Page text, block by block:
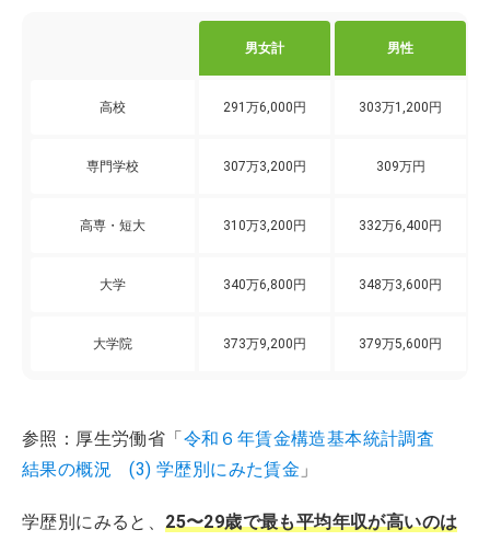
男女計 男性
高校 291万6,000円 303万1,200円
専門学校 307万3,200円 309万円
高専・短大 310万3,200円 332万6,400円
大学 340万6,800円 348万3,600円
大学院 373万9,200円 379万5,600円
参照：厚生労働省「令和６年賃金構造基本統計調査
結果の概況 (3) 学歴別にみた賃金 」
学歴別にみると、25〜29歳で最も平均年収が高いのは